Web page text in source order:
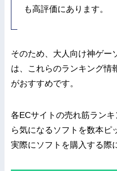
も高評価にあります。
そのため、大人向け神ゲー
は、これらのランキング情
がおすすめです。
各ECサイトの売れ筋ラン
ら気になるソフトを数本ピ
実際にソフトを購入する際